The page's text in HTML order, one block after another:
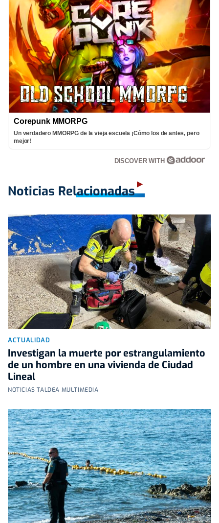
Corepunk MMORPG
Un verdadero MMORPG de la vieja escuela ¡Cómo los de antes, pero
mejor!
DISCOVER WITH
Noticias Relacionadas
ACTUALIDAD
Investigan la muerte por estrangulamiento
de un hombre en una vivienda de Ciudad
Lineal
NOTICIAS TALDEA MULTIMEDIA